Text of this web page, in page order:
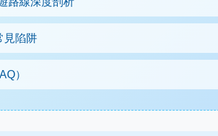
見陷阱
）